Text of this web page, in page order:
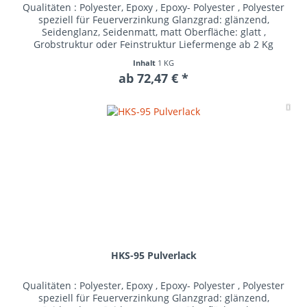
Qualitäten : Polyester, Epoxy , Epoxy- Polyester , Polyester
speziell für Feuerverzinkung Glanzgrad: glänzend,
Seidenglanz, Seidenmatt, matt Oberfläche: glatt ,
Grobstruktur oder Feinstruktur Liefermenge ab 2 Kg
Inhalt 1 KG
ab 72,47 € *
HKS-95 Pulverlack
Qualitäten : Polyester, Epoxy , Epoxy- Polyester , Polyester
speziell für Feuerverzinkung Glanzgrad: glänzend,